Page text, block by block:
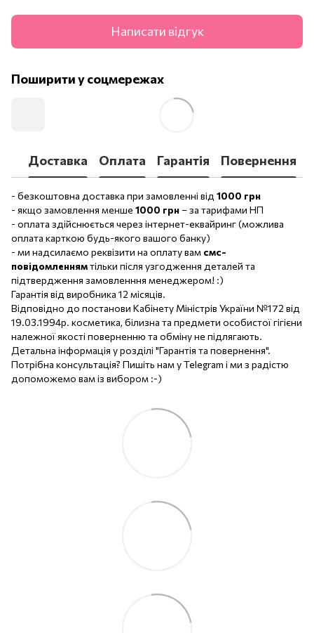
Написати відгук
Поширити у соцмережах
Доставка Оплата Гарантія Повернення
- безкоштовна доставка при замовленні від 1000 грн
- якщо замовлення менше 1000 грн– за тарифами НП
- оплата здійснюється через інтернет-еквайринг (можлива
оплата карткою будь-якого вашого банку)
- ми надсилаємо реквізити на оплату вам смс-
повідомленнямтільки після узгодження деталей та
підтвердження замовленння менеджером! :)
Гарантія від виробника 12 місяців.
Відповідно до постанови Кабінету Міністрів України №172 від
19.03.1994р. косметика, білизна та предмети особистої гігієни
належної якості поверненню та обміну не підлягають.
Детальна інформація у розділі "Гарантія та повернення".
Потрібна консультація? Пишіть нам у Telegram і ми з радістю
допоможемо вам із вибором :-)